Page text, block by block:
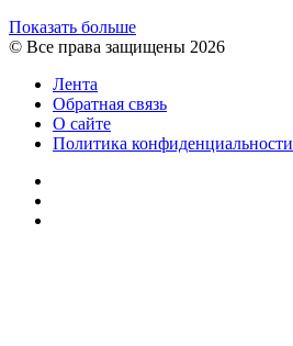
Показать больше
© Все права защищены 2026
Лента
Обратная связь
О сайте
Политика конфиденциальности